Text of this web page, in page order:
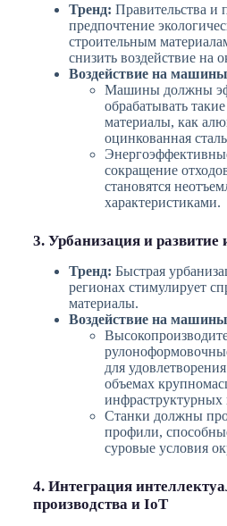
Тренд: Правительства и
предпочтение
строительным
снизить воздействие на
Воздействие на
Машины должны
обрабатывать
материалы, как
оцинкованная
сокращение
становятся
характеристиками.
3. Урбанизация и
Тренд: Быстрая
регионах стимулирует
материалы.
Воздействие на
для
объемах
инфраструктурных
Станки должны
профили,
суровые условия
4. Интеграция
производства и IoT